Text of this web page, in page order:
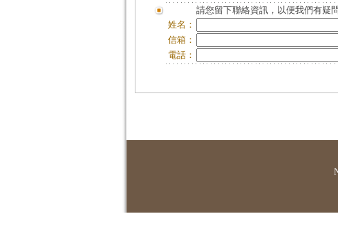
請您留下聯絡資訊，以便我們有疑
姓名：
信箱：
電話：